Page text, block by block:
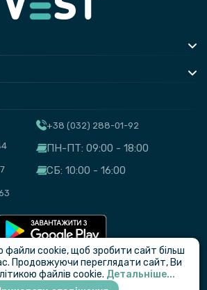
+38 (032) 288-01-92
ПН-ПТ: 09:00 - 18:00
СБ: 10:00 - 16:00
© VEST
файли cookie, щоб зробити сайт більш
Продовжуючи переглядати сайт, Ви
файлів cookie. Детальніше...